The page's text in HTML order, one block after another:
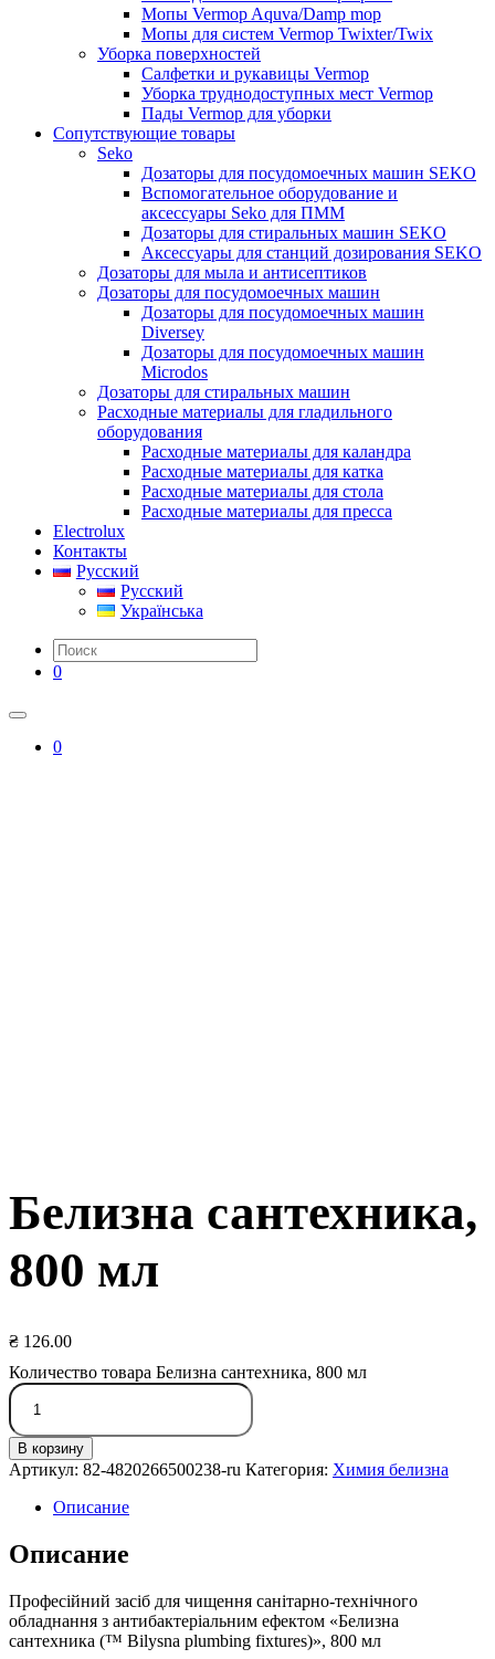
Мопы Vermop Aquva/Damp mop
Мопы для систем Vermop Twixter/Twix
Уборка поверхностей
Салфетки и рукавицы Vermop
Уборка труднодоступных мест Vermop
Пады Vermop для уборки
Сопутствующие товары
Seko
Дозаторы для посудомоечных машин SEKO
Вспомогательное оборудование и
аксессуары Seko для ПММ
Дозаторы для стиральных машин SEKO
Аксессуары для станций дозирования SEKO
Дозаторы для мыла и антисептиков
Дозаторы для посудомоечных машин
Дозаторы для посудомоечных машин
Diversey
Дозаторы для посудомоечных машин
Microdos
Дозаторы для стиральных машин
Расходные материалы для гладильного
оборудования
Расходные материалы для каландра
Расходные материалы для катка
Расходные материалы для стола
Расходные материалы для пресса
Electrolux
Контакты
Русский
Русский
Українська
0
0
Белизна сантехника,
800 мл
₴ 126.00
Количество товара Белизна сантехника, 800 мл
В корзину
Артикул: 82-4820266500238-ru Категория: Химия белизна
Описание
Описание
Професійний засіб для чищення санітарно-технічного
обладнання з антибактеріальним ефектом «Белизна
сантехника (™ Bilysna plumbing fixtures)», 800 мл